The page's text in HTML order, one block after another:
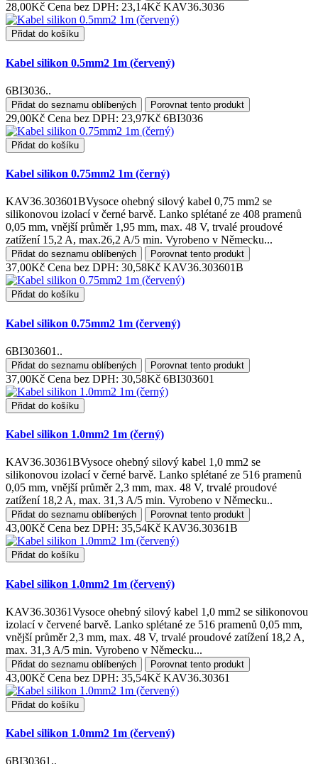
28,00Kč Cena bez DPH: 23,14Kč KAV36.3036
Přidat do košíku
Kabel silikon 0.5mm2 1m (červený)
6BI3036..
Přidat do seznamu oblíbených Porovnat tento produkt
29,00Kč Cena bez DPH: 23,97Kč 6BI3036
Přidat do košíku
Kabel silikon 0.75mm2 1m (černý)
KAV36.303601BVysoce ohebný silový kabel 0,75 mm2 se
silikonovou izolací v černé barvě. Lanko splétané ze 408 pramenů
0,05 mm, vnější průměr 1,95 mm, max. 48 V, trvalé proudové
zatížení 15,2 A, max.26,2 A/5 min. Vyrobeno v Německu...
Přidat do seznamu oblíbených Porovnat tento produkt
37,00Kč Cena bez DPH: 30,58Kč KAV36.303601B
Přidat do košíku
Kabel silikon 0.75mm2 1m (červený)
6BI303601..
Přidat do seznamu oblíbených Porovnat tento produkt
37,00Kč Cena bez DPH: 30,58Kč 6BI303601
Přidat do košíku
Kabel silikon 1.0mm2 1m (černý)
KAV36.30361BVysoce ohebný silový kabel 1,0 mm2 se
silikonovou izolací v černé barvě. Lanko splétané ze 516 pramenů
0,05 mm, vnější průměr 2,3 mm, max. 48 V, trvalé proudové
zatížení 18,2 A, max. 31,3 A/5 min. Vyrobeno v Německu..
Přidat do seznamu oblíbených Porovnat tento produkt
43,00Kč Cena bez DPH: 35,54Kč KAV36.30361B
Přidat do košíku
Kabel silikon 1.0mm2 1m (červený)
KAV36.30361Vysoce ohebný silový kabel 1,0 mm2 se silikonovou
izolací v červené barvě. Lanko splétané ze 516 pramenů 0,05 mm,
vnější průměr 2,3 mm, max. 48 V, trvalé proudové zatížení 18,2 A,
max. 31,3 A/5 min. Vyrobeno v Německu...
Přidat do seznamu oblíbených Porovnat tento produkt
43,00Kč Cena bez DPH: 35,54Kč KAV36.30361
Přidat do košíku
Kabel silikon 1.0mm2 1m (červený)
6BI30361..